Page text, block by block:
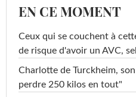
EN CE MOMENT
Ceux qui se couchent à
de risque d'avoir un AVC,
Charlotte de Turckheim,
perdre 250 kilos en tout"